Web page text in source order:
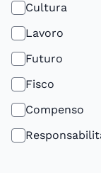
Cultura
Lavoro
Futuro
Fisco
Compenso